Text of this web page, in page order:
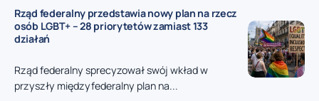
Rząd federalny przedstawia nowy plan na rzecz
osób LGBT+ – 28 priorytetów zamiast 133
działań
Rząd federalny sprecyzował swój wkład w
przyszły międzyfederalny plan na...